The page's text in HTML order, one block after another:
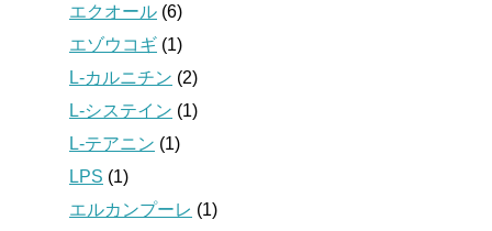
エクオール (6)
エゾウコギ (1)
L-カルニチン (2)
L-システイン (1)
L-テアニン (1)
LPS (1)
エルカンプーレ (1)